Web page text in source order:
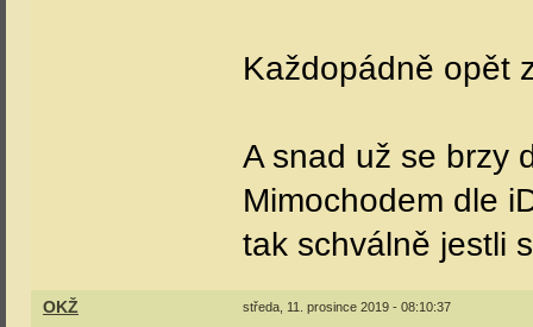
Každopádně opět
A snad už se brzy
Mimochodem dle
tak schválně jestli
OKŽ středa, 11. prosince 2019 - 08:10:37